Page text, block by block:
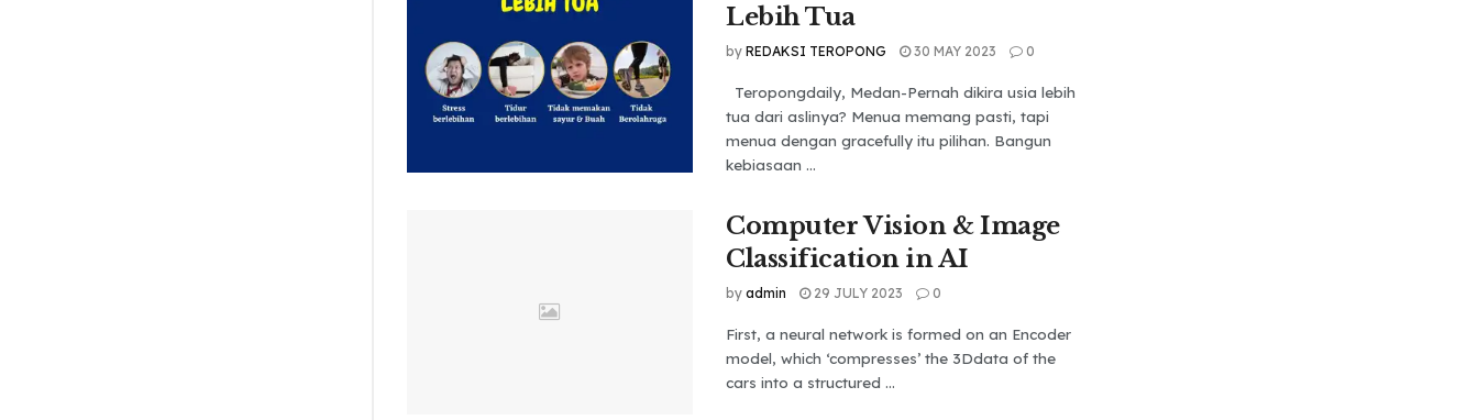
Lebih Tua
by REDAKSI TEROPONG 30 MAY 2023 0
Teropongdaily, Medan-Pernah dikira usia lebih
tua dari aslinya? Menua memang pasti, tapi
menua dengan gracefully itu pilihan. Bangun
kebiasaan ...
Computer Vision & Image
Classification in AI
by admin 29 JULY 2023 0
First, a neural network is formed on an Encoder
model, which ‘compresses’ the 3Ddata of the
cars into a structured ...